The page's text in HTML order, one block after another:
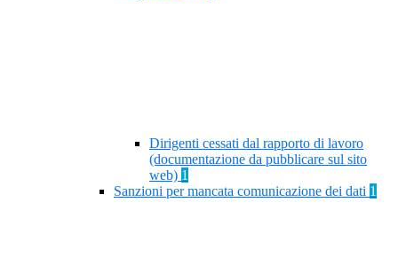
Dirigenti cessati dal rapporto di lavoro
(documentazione da pubblicare sul sito
web) 1
Sanzioni per mancata comunicazione dei dati 1